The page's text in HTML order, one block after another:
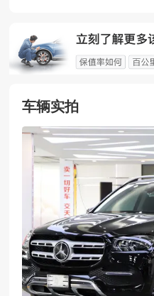
之前车主主要用途是什么？
这辆车百公里约几个油？
车辆实拍